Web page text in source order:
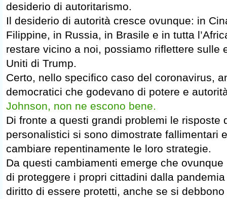
desiderio di autoritarismo.
Il desiderio di autorità cresce ovunque: in
Filippine, in Russia, in Brasile e in tutta
restare vicino a noi, possiamo riflettere sulle
Uniti di Trump.
Certo, nello specifico caso del coronavirus,
democratici che godevano di potere e
Johnson, non ne escono bene.
Di fronte a questi grandi problemi le risposte
personalistici si sono dimostrate fallimentari
cambiare repentinamente le loro strategie.
Da questi cambiamenti emerge che
di proteggere i propri cittadini dalla
diritto di essere protetti, anche se si